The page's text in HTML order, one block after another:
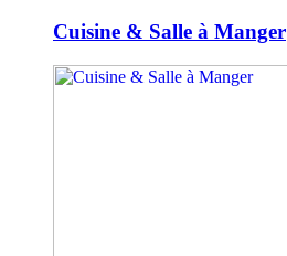
Cuisine & Salle à Manger